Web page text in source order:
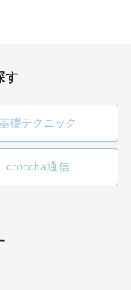
す
礎テクニック
croccha通信